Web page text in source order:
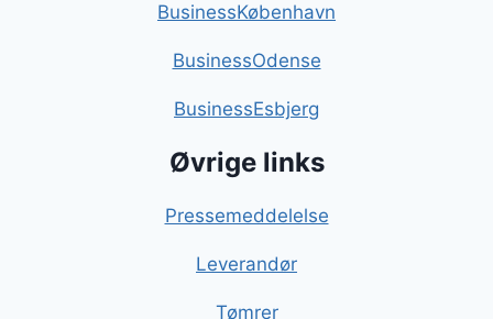
BusinessKøbenhavn
BusinessOdense
BusinessEsbjerg
Øvrige links
Pressemeddelelse
Leverandør
Tømrer